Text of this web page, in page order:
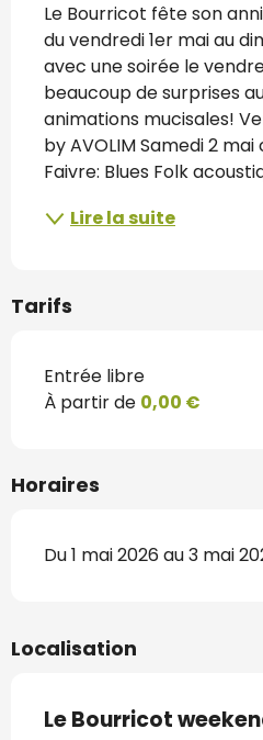
Le Bourricot fête son
du vendredi 1er mai au
avec une soirée le
beaucoup de surprises
animations mucisales!
by AVOLIM Samedi 2
Faivre: Blues Folk
Lire la suite
Tarifs
Entrée libre
À partir de 0,00 €
Horaires
Du 1 mai 2026 au 3 mai
Localisation
Le Bourricot